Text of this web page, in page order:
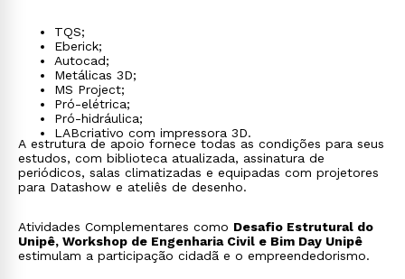
TQS;
Eberick;
Autocad;
Metálicas 3D;
MS Project;
Pró-elétrica;
Pró-hidráulica;
LABcriativo com impressora 3D.
A estrutura de apoio fornece todas as condições para seus
estudos, com biblioteca atualizada, assinatura de
periódicos, salas climatizadas e equipadas com projetores
para Datashow e ateliês de desenho.
Atividades Complementares como Desafio Estrutural do
Unipê, Workshop de Engenharia Civil e Bim Day Unipê
estimulam a participação cidadã e o empreendedorismo.